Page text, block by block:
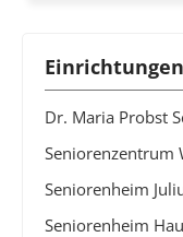
Einrichtungen
Dr. Maria Probst
Seniorenzentrum
Seniorenheim
Seniorenheim